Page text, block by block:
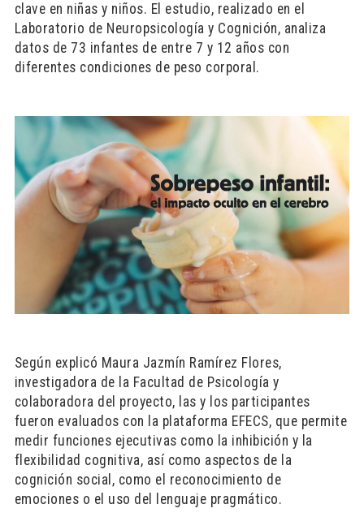
clave en niñas y niños. El estudio, realizado en el
Laboratorio de Neuropsicología y Cognición, analiza
datos de 73 infantes de entre 7 y 12 años con
diferentes condiciones de peso corporal.
Según explicó Maura Jazmín Ramírez Flores,
investigadora de la Facultad de Psicología y
colaboradora del proyecto, las y los participantes
fueron evaluados con la plataforma EFECS, que permite
medir funciones ejecutivas como la inhibición y la
flexibilidad cognitiva, así como aspectos de la
cognición social, como el reconocimiento de
emociones o el uso del lenguaje pragmático.